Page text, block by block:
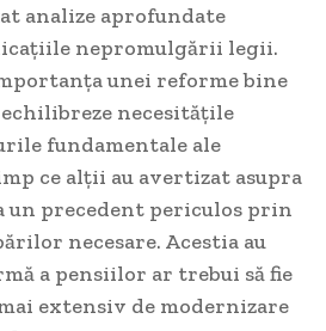
analize aprofundate
nepromulgării legii.
unei reforme bine
echilibreze necesitățile
fundamentale ale
ce alții au avertizat asupra
un precedent periculos prin
necesare. Acestia au
a pensiilor ar trebui să fie
extensiv de modernizare